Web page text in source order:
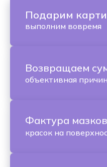
Подарим
выполним вовремя
Возвращаем
объективная
Фактура мазков
красок на